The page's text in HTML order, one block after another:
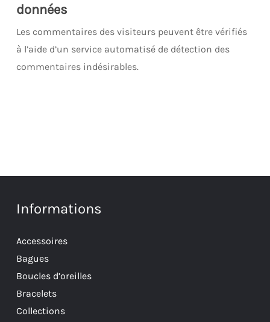
données
Les commentaires des visiteurs peuvent être vérifiés
à l’aide d’un service automatisé de détection des
commentaires indésirables.
Informations
Accessoires
Bagues
Boucles d’oreilles
Bracelets
Collections